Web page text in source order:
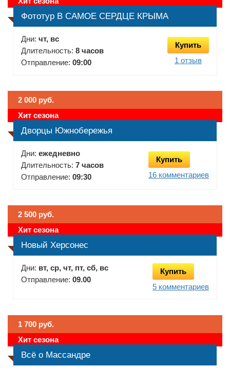
Фототур В САМОЕ СЕРДЦЕ КРЫМА
Дни: чт, вс
Длительность: 8 часов
Отправление: 09:00
Купить
1 отзыв
2 000 руб.
Хит сезона
Дворцы Южнобережья
Дни: ежедневно
Длительность: 7 часов
Отправление: 09:30
Купить
16 комментариев
2 500 руб.
Хит сезона
Новый Херсонес
Дни: вт, ср, чт, пт, сб, вс
Отправление: 09.00
Купить
5 комментариев
1 700 руб.
Хит сезона
Всё о Массандре